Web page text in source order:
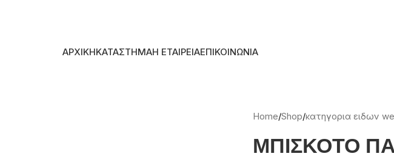
ΑΡΧΙΚΗΚΑΤΑΣΤΗΜΑΗ ΕΤΑΙΡΕΙΑΕΠΙΚΟΙΝΩΝΙΑ
Home Shop κατηγορια ειδων
ΜΠΙΣΚΟΤΟ